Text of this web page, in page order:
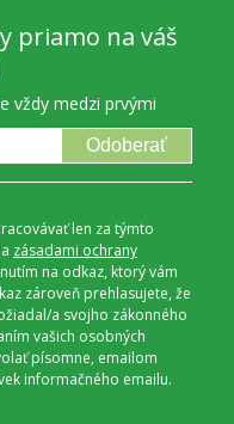
priamo na váš
vždy medzi prvými
Odoberať
len za týmto
zásadami ochrany
na odkaz, ktorý vám
zároveň prehlasujete, že
a svojho zákonného
vašich osobných
písomne, emailom
informačného emailu.